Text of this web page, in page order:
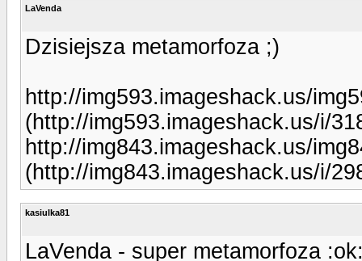
LaVenda
Dzisiejsza metamorfoza ;)
http://img593.imageshack.us/
(http://img593.imageshack.us/i/
http://img843.imageshack.us/
(http://img843.imageshack.us/i/
kasiulka81
LaVenda - super metamorfoza